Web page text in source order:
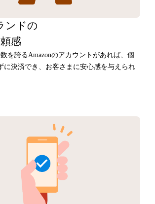
ンドの
感
を誇るAmazonのアカウントがあれば、個
に決済でき、お客さまに安心感を与えられ